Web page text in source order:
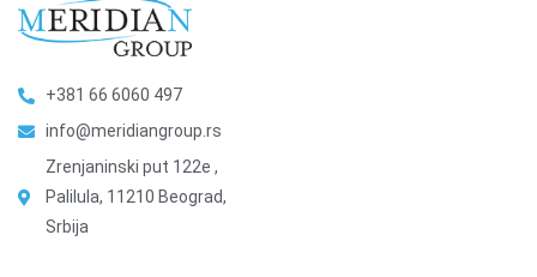
+381 66 6060 497
info@meridiangroup.rs
Zrenjaninski put 122e ,
Palilula, 11210 Beograd,
Srbija